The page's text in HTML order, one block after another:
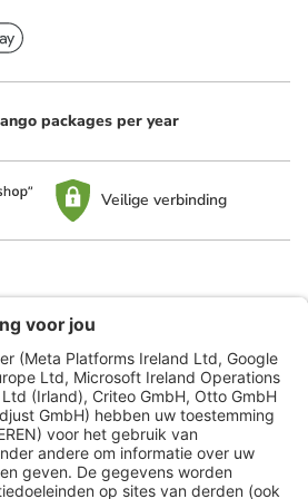
packages per year
Veilige verbinding